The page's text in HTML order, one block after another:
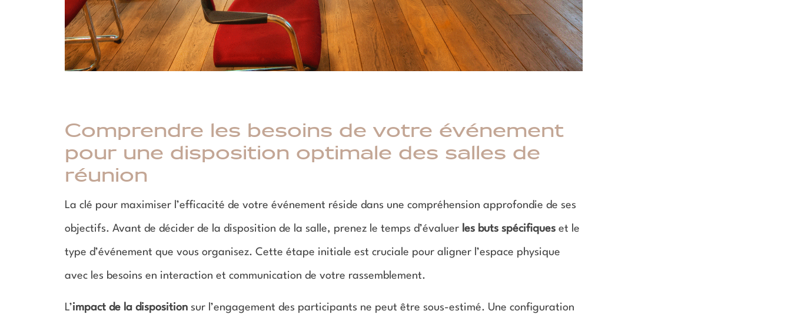
Comprendre les besoins de votre événement
pour une disposition optimale des salles de
réunion
La clé pour maximiser l’efficacité de votre événement réside dans une compréhension approfondie de ses
objectifs. Avant de décider de la disposition de la salle, prenez le temps d’évaluer les buts spécifiques et le
type d’événement que vous organisez. Cette étape initiale est cruciale pour aligner l’espace physique
avec les besoins en interaction et communication de votre rassemblement.
L’impact de la disposition sur l’engagement des participants ne peut être sous-estimé. Une configuration